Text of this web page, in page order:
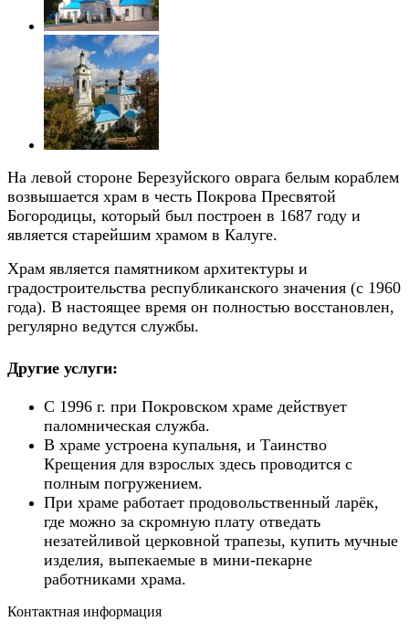
На левой стороне Березуйского оврага белым кораблем
возвышается храм в честь Покрова Пресвятой
Богородицы, который был построен в 1687 году и
является старейшим храмом в Калуге.
Храм является памятником архитектуры и
градостроительства республиканского значения (с 1960
года). В настоящее время он полностью восстановлен,
регулярно ведутся службы.
Другие услуги:
С 1996 г. при Покровском храме действует
паломническая служба.
В храме устроена купальня, и Таинство
Крещения для взрослых здесь проводится с
полным погружением.
При храме работает продовольственный ларёк,
где можно за скромную плату отведать
незатейливой церковной трапезы, купить мучные
изделия, выпекаемые в мини-пекарне
работниками храма.
Контактная информация